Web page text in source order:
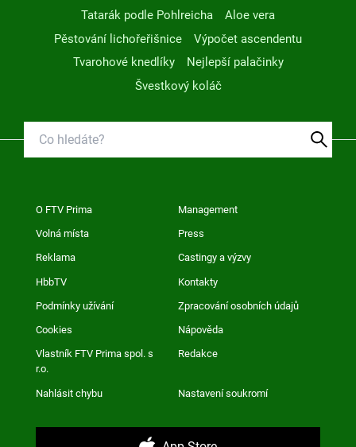
Tatarák podle Pohlreicha
Aloe vera
Pěstování lichořeřišnice
Výpočet ascendentu
Tvarohové knedlíky
Nejlepší palačinky
Švestkový koláč
O FTV Prima Management
Volná místa Press
Reklama Castingy a výzvy
HbbTV Kontakty
Podmínky užívání Zpracování osobních údajů
Cookies Nápověda
Vlastník FTV Prima spol. s
r.o.
Redakce
Nahlásit chybu Nastavení soukromí